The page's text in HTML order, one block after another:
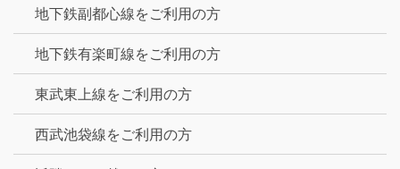
地下鉄副都心線をご利用の方
地下鉄有楽町線をご利用の方
東武東上線をご利用の方
西武池袋線をご利用の方